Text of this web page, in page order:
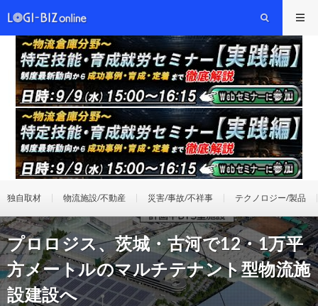
独自取材 物流施設/不動産 災害/事故/不祥事 テクノロジー/製品
プロロジス、茨城・古河で12・1万平
方メートルのマルチテナント型物流施
設建設へ